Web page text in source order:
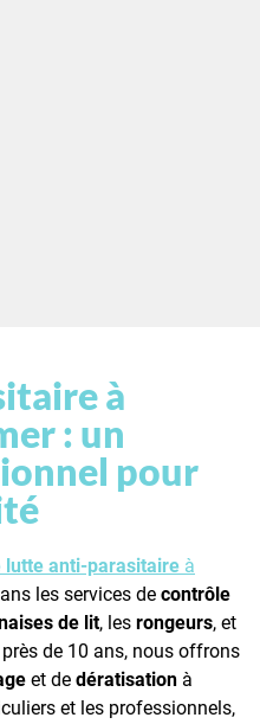
à
: un
pour
lutte anti-parasitaire à
les services de contrôle
de lit, les rongeurs, et
de 10 ans, nous offrons
et de dératisation à
et les professionnels,